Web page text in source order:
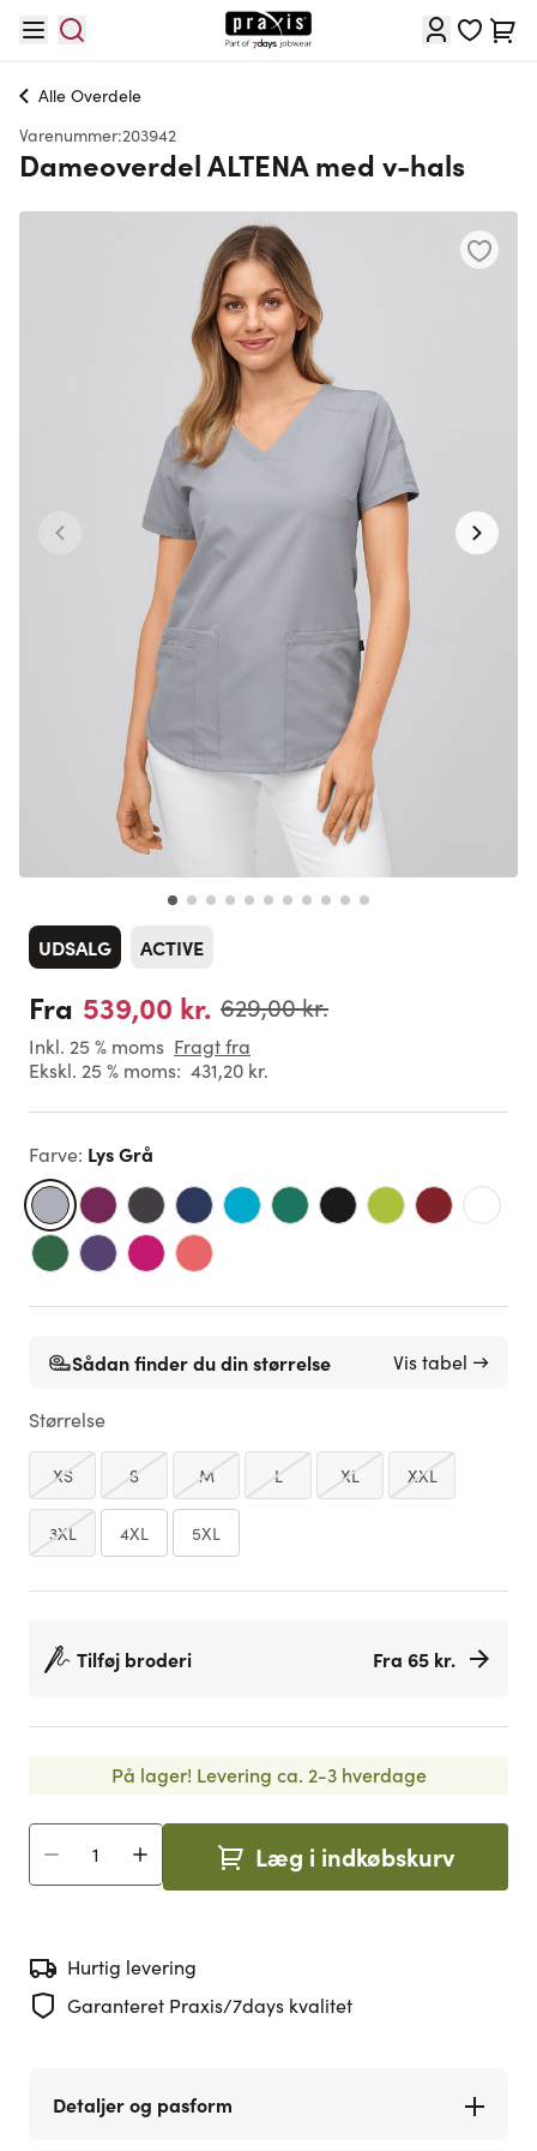
Cart
Alle Overdele
Varenummer:203942
Dameoverdel ALTENA med v-hals
UDSALG ACTIVE
Fra 539,00 kr. 629,00 kr.
Inkl. 25 % moms Fragt fra
Ekskl. 25 % moms: 431,20 kr.
Farve: Lys Grå
Sådan finder du din størrelse Vis tabel →
Størrelse
XS S M L XL XXL
3XL 4XL 5XL
Tilføj broderi Fra 65 kr.
På lager! Levering ca. 2-3 hverdage
Antal Læg i indkøbskurv
Hurtig levering
Garanteret Praxis/7days kvalitet
Detaljer og pasform